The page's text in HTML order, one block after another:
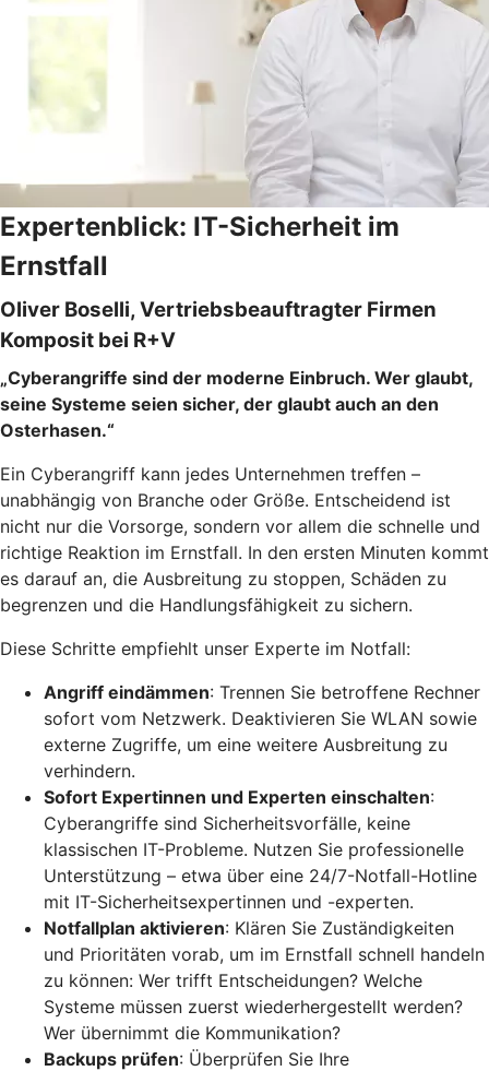
Expertenblick: IT-Sicherheit im
Ernstfall
Oliver Boselli, Vertriebsbeauftragter Firmen
Komposit bei R+V
„Cyberangriffe sind der moderne Einbruch. Wer glaubt,
seine Systeme seien sicher, der glaubt auch an den
Osterhasen.“
Ein Cyberangriff kann jedes Unternehmen treffen –
unabhängig von Branche oder Größe. Entscheidend ist
nicht nur die Vorsorge, sondern vor allem die schnelle und
richtige Reaktion im Ernstfall. In den ersten Minuten kommt
es darauf an, die Ausbreitung zu stoppen, Schäden zu
begrenzen und die Handlungsfähigkeit zu sichern.
Diese Schritte empfiehlt unser Experte im Notfall:
Angriff eindämmen: Trennen Sie betroffene Rechner
sofort vom Netzwerk. Deaktivieren Sie WLAN sowie
externe Zugriffe, um eine weitere Ausbreitung zu
verhindern.
Sofort Expertinnen und Experten einschalten:
Cyberangriffe sind Sicherheitsvorfälle, keine
klassischen IT-Probleme. Nutzen Sie professionelle
Unterstützung – etwa über eine 24/7-Notfall-Hotline
mit IT-Sicherheitsexpertinnen und -experten.
Notfallplan aktivieren: Klären Sie Zuständigkeiten
und Prioritäten vorab, um im Ernstfall schnell handeln
zu können: Wer trifft Entscheidungen? Welche
Systeme müssen zuerst wiederhergestellt werden?
Wer übernimmt die Kommunikation?
Backups prüfen: Überprüfen Sie Ihre